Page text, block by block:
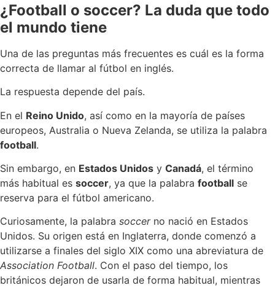
¿Football o soccer? La duda que todo
el mundo tiene
Una de las preguntas más frecuentes es cuál es la forma
correcta de llamar al fútbol en inglés.
La respuesta depende del país.
En el Reino Unido, así como en la mayoría de países
europeos, Australia o Nueva Zelanda, se utiliza la palabra
football.
Sin embargo, en Estados Unidos y Canadá, el término
más habitual es soccer, ya que la palabra football se
reserva para el fútbol americano.
Curiosamente, la palabra soccerno nació en Estados
Unidos. Su origen está en Inglaterra, donde comenzó a
utilizarse a finales del siglo XIX como una abreviatura de
Association Football. Con el paso del tiempo, los
británicos dejaron de usarla de forma habitual, mientras